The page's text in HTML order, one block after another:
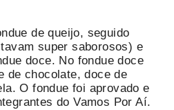
de queijo, seguido
super saborosos) e
doce. No fondue doce
de chocolate, doce de
O fondue foi aprovado e
do Vamos Por Aí.